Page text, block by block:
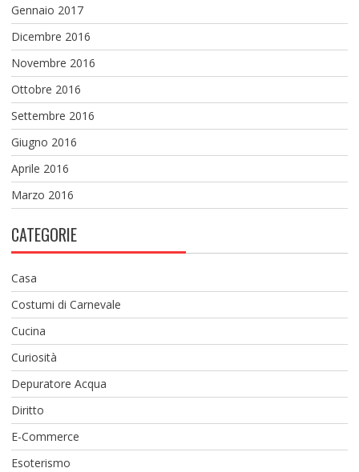
Gennaio 2017
Dicembre 2016
Novembre 2016
Ottobre 2016
Settembre 2016
Giugno 2016
Aprile 2016
Marzo 2016
CATEGORIE
Casa
Costumi di Carnevale
Cucina
Curiosità
Depuratore Acqua
Diritto
E-Commerce
Esoterismo